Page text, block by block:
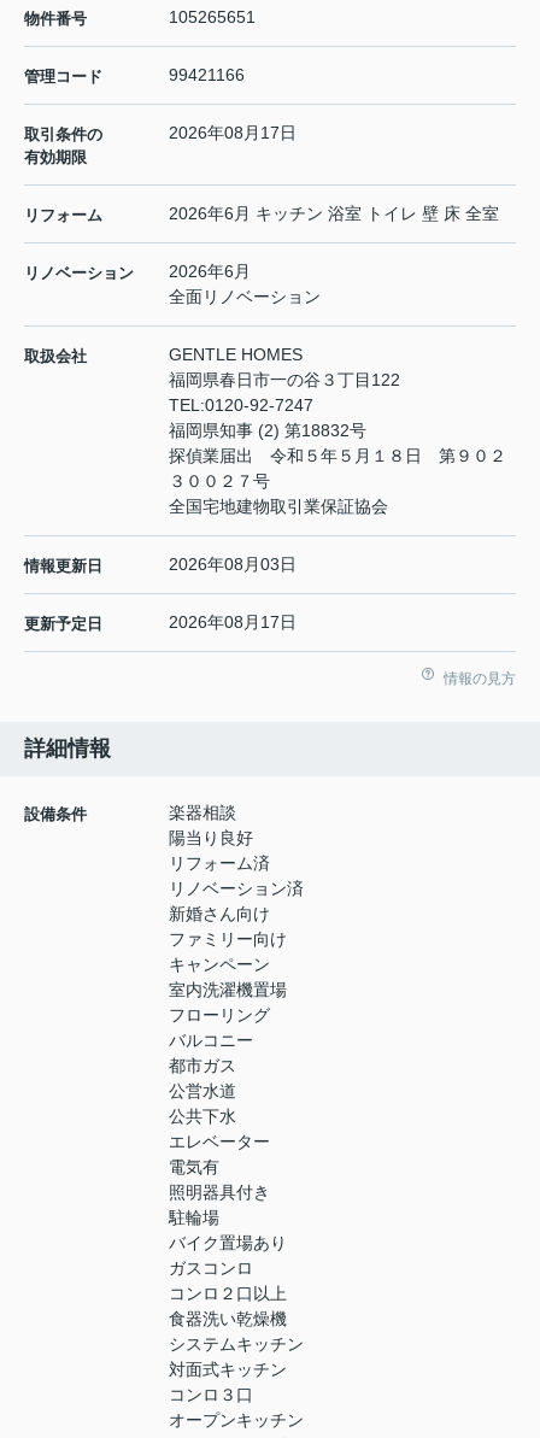
物件番号 105265651
管理コード 99421166
取引条件の
有効期限
2026年08月17日
リフォーム 2026年6月 キッチン 浴室 トイレ 壁 床 全室
リノベーション
2026年6月
全面リノベーション
取扱会社
GENTLE HOMES
福岡県春日市一の谷３丁目122
TEL:0120-92-7247
福岡県知事 (2) 第18832号
探偵業届出 令和５年５月１８日 第９０２
３００２７号
全国宅地建物取引業保証協会
情報更新日 2026年08月03日
更新予定日 2026年08月17日
情報の見方
詳細情報
設備条件
楽器相談
陽当り良好
リフォーム済
リノベーション済
新婚さん向け
ファミリー向け
キャンペーン
室内洗濯機置場
フローリング
バルコニー
都市ガス
公営水道
公共下水
エレベーター
電気有
照明器具付き
駐輪場
バイク置場あり
ガスコンロ
コンロ２口以上
食器洗い乾燥機
システムキッチン
対面式キッチン
コンロ３口
オープンキッチン